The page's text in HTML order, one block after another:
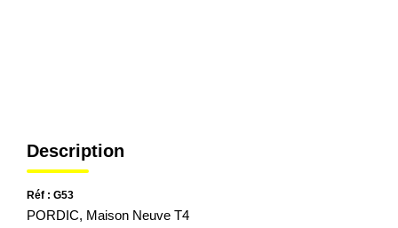
Description
Réf : G53
PORDIC, Maison Neuve T4